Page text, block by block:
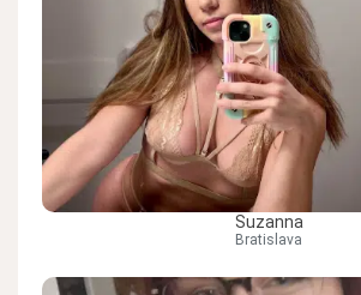
Suzanna
Bratislava